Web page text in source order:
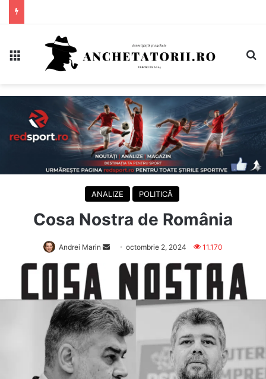
ANALIZE POLITICĂ
Cosa Nostra de România
Andrei Marin
Sendoctombrie 2, 2024 11.170